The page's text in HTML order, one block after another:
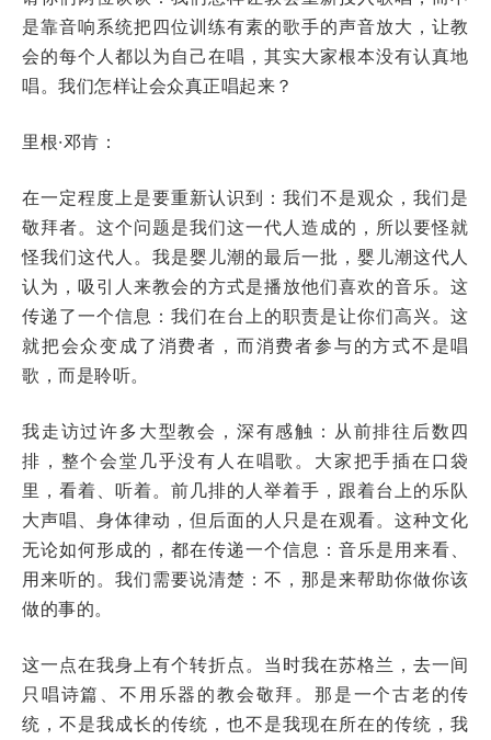
是靠音响系统把四位训练有素的歌手的声音放大，让教
会的每个人都以为自己在唱，其实大家根本没有认真地
唱。我们怎样让会众真正唱起来？
里根·邓肯：
在一定程度上是要重新认识到：我们不是观众，我们是
敬拜者。这个问题是我们这一代人造成的，所以要怪就
怪我们这代人。我是婴儿潮的最后一批，婴儿潮这代人
认为，吸引人来教会的方式是播放他们喜欢的音乐。这
传递了一个信息：我们在台上的职责是让你们高兴。这
就把会众变成了消费者，而消费者参与的方式不是唱
歌，而是聆听。
我走访过许多大型教会，深有感触：从前排往后数四
排，整个会堂几乎没有人在唱歌。大家把手插在口袋
里，看着、听着。前几排的人举着手，跟着台上的乐队
大声唱、身体律动，但后面的人只是在观看。这种文化
无论如何形成的，都在传递一个信息：音乐是用来看、
用来听的。我们需要说清楚：不，那是来帮助你做你该
做的事的。
这一点在我身上有个转折点。当时我在苏格兰，去一间
只唱诗篇、不用乐器的教会敬拜。那是一个古老的传
统，不是我成长的传统，也不是我现在所在的传统，我